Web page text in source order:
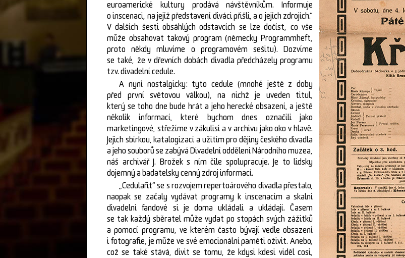
euroamerické kultury prodává návštěvníkům. Informuje
o inscenaci, na jejíž představení diváci přišli, a o jejích zdrojích.“
V dalších šesti obsáhlých odstavcích se lze dočíst, co vše
může obsahovat takový program (německy Programmheft,
proto někdy mluvíme o programovém sešitu). Dozvíme
se také, že v dřevních dobách divadla předcházely programu
tzv. divadelní cedule.
A nyní nostalgicky: tyto cedule (mnohé ještě z doby
před první světovou válkou), na nichž je uveden titul,
který se toho dne bude hrát a jeho herecké obsazení, a ještě
několik informací, které bychom dnes označili jako
marketingové, střežíme v zákulisí a v archivu jako oko v hlavě.
Jejich sbírkou, katalogizací a užitím pro dějiny českého divadla
a jeho souborů se zabývá Divadelní oddělení Národního muzea,
náš archivář J. Brožek s ním čile spolupracuje. Je to lidsky
dojemný a badatelsky cenný zdroj informací.
„Cedulařit“ se s rozvojem repertoárového divadla přestalo,
naopak se začaly vydávat programy k inscenacím a skalní
divadelní fandové si je doma ukládali a ukládají. Časem
se tak každý sběratel může vydat po stopách svých zážitků
a pomocí programu, ve kterém často bývají vedle obsazení
i fotografie, je může ve své emocionální paměti oživit. Anebo,
což se také stává, divit se tomu, že kdysi kdesi viděl cosi,